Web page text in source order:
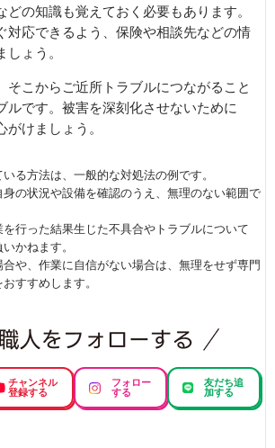
どの知識も覚えておく必要もあります。
対応できるよう、保険や相談先などの情
ょう。
そこからご近所トラブルにつながること
ルです。被害を深刻化させないために
がけましょう。
る方法は、一般的な対処法の例です。
の状況や設備を確認のうえ、無理のない範囲で
行った結果生じた不具合やトラブルについて
かねます。
や、作業に自信がない場合は、無理をせず専門
すすめします。
チャンネル
登録する
フォロー
する
友だち追
加する